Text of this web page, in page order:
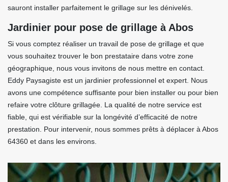
sauront installer parfaitement le grillage sur les dénivelés.
Jardinier pour pose de grillage à Abos
Si vous comptez réaliser un travail de pose de grillage et que
vous souhaitez trouver le bon prestataire dans votre zone
géographique, nous vous invitons de nous mettre en contact.
Eddy Paysagiste est un jardinier professionnel et expert. Nous
avons une compétence suffisante pour bien installer ou pour bien
refaire votre clôture grillagée. La qualité de notre service est
fiable, qui est vérifiable sur la longévité d’efficacité de notre
prestation. Pour intervenir, nous sommes prêts à déplacer à Abos
64360 et dans les environs.